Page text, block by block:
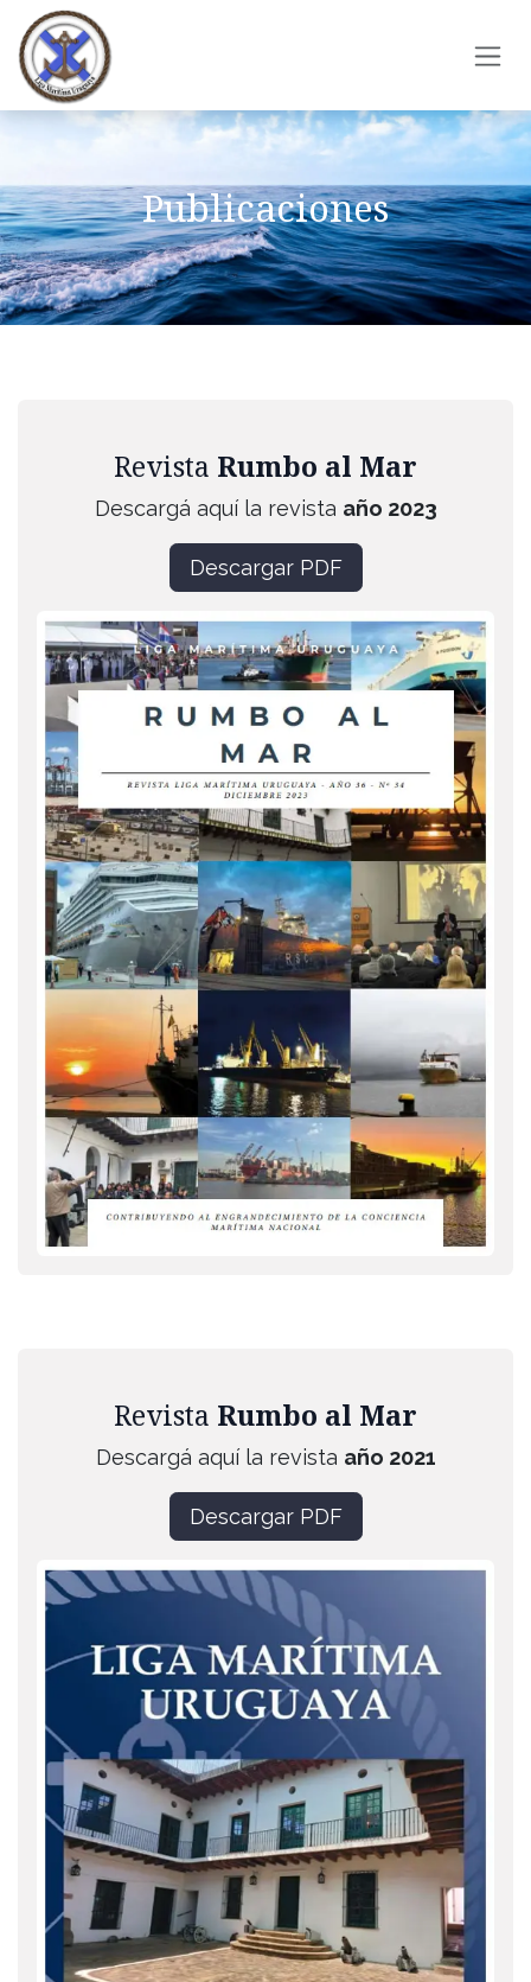
Ir al contenido
Publicaciones
Revista Rumbo al Mar
Descargá aquí la revista año 2023
Descargar PDF
Revista Rumbo al Mar
Descargá aquí la revista año 2021
Descargar PDF